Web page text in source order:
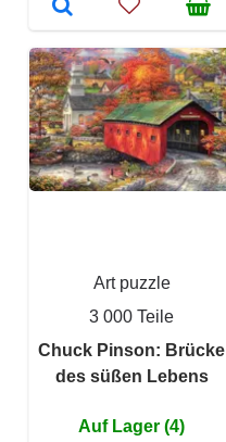
Art puzzle
3 000 Teile
Chuck Pinson: Brücke
des süßen Lebens
Auf Lager (4)